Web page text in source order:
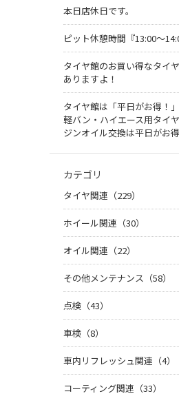
本日店休日です。
ピット休憩時間『13:00～
タイヤ館のお買い得なタイ
ありますよ！
タイヤ館は「平日がお得！
軽バン・ハイエース用タイ
ジンオイル交換は平日がお
カテゴリ
タイヤ関連（229）
ホイール関連（30）
オイル関連（22）
その他メンテナンス（58）
点検（43）
車検（8）
車内リフレッシュ関連（4）
コーティング関連（33）